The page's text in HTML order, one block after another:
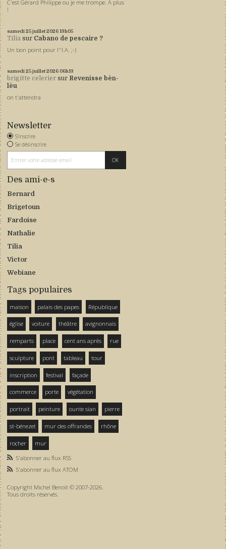
C'est Gérard Philippe ou je me trompe. A plus
!
samedi 25juillet 202613h05
Tilia sur Cabano de pescaire ?
Un bon point pour l''I.A. ;-)
samedi 25juillet 2026 06h13
brigitte celerier sur Revenisse bèn-
lèu
on t'attendra
Newsletter
S'inscrire
Se désinscrire
Des ami-e-s
Bernard
Brigetoun
Fardoise
Nathalie
Tilia
Victor
Webiane
Tags populaires
maison palais des papes République
église voiture théâtre avignonnais
remparts place cent ans après rue
sculpture pont tableau tour
inscription festival façade
commerce porte végétation
portrait peinture ounte sian pierre
st-bénezet mur des offrandes rhône
rocher
mur
S'abonner au flux RSS
S'abonner au flux ATOM
Copyright Michel Benoit © 2007-2026.
Tous droits réservés.